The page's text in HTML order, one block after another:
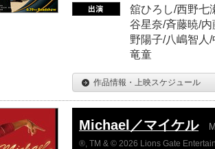
舘ひろし/西野七
谷星奈/斉藤暁/
野陽子/八嶋智人
竜童
作品情報・上映スケジュール
Michael／マイケル
®, TM & © 2026 Lions Gate